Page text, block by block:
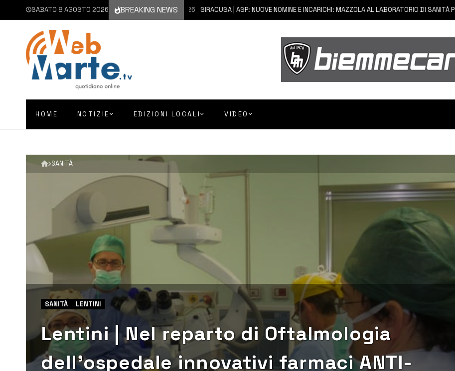
SABATO 8 AGOSTO 2026 BREAKING NEWS
8 AGOSTO 2026 SIRACUSA | ASP: NUOVE NOMINE E INCARICHI: MAZZOLA AL LABORATORIO DI SANITÀ
HOME NOTIZIE EDIZIONI LOCALI VIDEO
SANITÀ
SANITÀ LENTINI
Lentini | Nel reparto di Oftalmologia
dell’ospedale innovativi farmaci ANTI-